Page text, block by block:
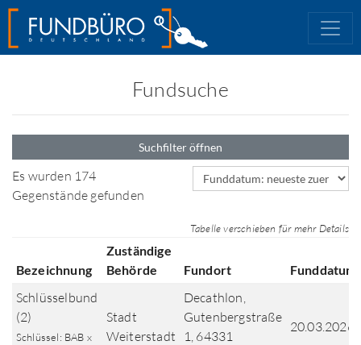
Fundsuche
Suchfilter öffnen
Es wurden 174
Gegenstände gefunden
Sortierfeld
Tabelle verschieben für mehr Details
Bezeichnung
Zuständige
Behörde
Fundort Funddatum
Schlüsselbund
(2)
Schlüssel: BAB x
Stadt
Weiterstadt
Decathlon,
Gutenbergstraße
1, 64331
20.03.2026